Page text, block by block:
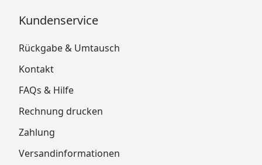
Kundenservice
Rückgabe & Umtausch
Kontakt
FAQs & Hilfe
Rechnung drucken
Zahlung
Versandinformationen